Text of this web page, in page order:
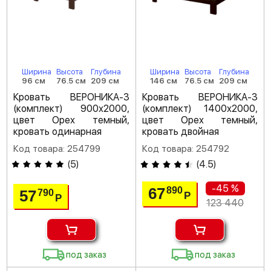
Ширина
96 см
Высота
76.5 см
Глубина
209 см
Кровать ВЕРОНИКА-3
(комплект) 900х2000,
цвет Орех темный,
кровать одинарная
Код товара: 254799
(5)
57790Р
под заказ
Ширина
146 см
Высота
76.5 см
Глубина
209 см
Кровать ВЕРОНИКА-3
(комплект) 1400х2000,
цвет Орех темный,
кровать двойная
Код товара: 254792
(4.5)
67890 Р
-45 %
123 440
под заказ